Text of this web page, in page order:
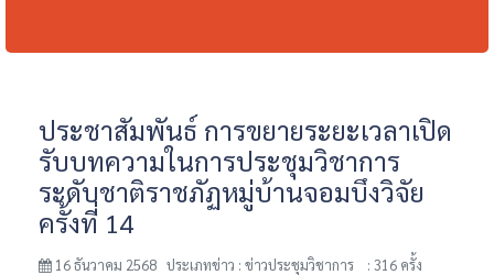
ประชาสัมพันธ์ การขยายระยะเวลาเปิด
รับบทความในการประชุมวิชาการ
ระดับชาติราชภัฏหมู่บ้านจอมบึงวิจัย
ครั้งที่ 14
16 ธันวาคม 2568 ประเภทข่าว : ข่าวประชุมวิชาการ : 316 ครั้ง